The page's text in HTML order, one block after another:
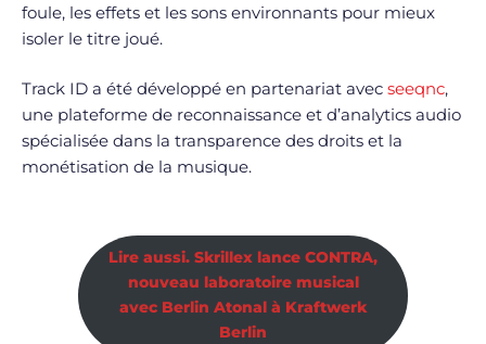
foule, les effets et les sons environnants pour mieux
isoler le titre joué.
Track ID a été développé en partenariat avec seeqnc,
une plateforme de reconnaissance et d’analytics audio
spécialisée dans la transparence des droits et la
monétisation de la musique.
Lire aussi. Skrillex lance CONTRA,
nouveau laboratoire musical
avec Berlin Atonal à Kraftwerk
Berlin